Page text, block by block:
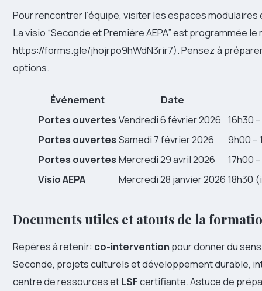
Pour rencontrer l’équipe, visiter les espaces
La visio “Seconde et Première AEPA” est programmée
https://forms.gle/jhojrpo9hWdN3rir7). Pensez à
options.
Événement
Date
Portes ouvertes Vendredi 6 février 2026 16h30
Portes ouvertes Samedi 7 février 2026
9h00 –
Portes ouvertes Mercredi 29 avril 2026
17h00
Visio AEPA
Mercredi 28 janvier 2026 18h30
Documents utiles et atouts de la
Repères à retenir: co-intervention pour donner du
Seconde, projets culturels et développement durable,
centre de ressources etLSFcertifiante. Astuce de